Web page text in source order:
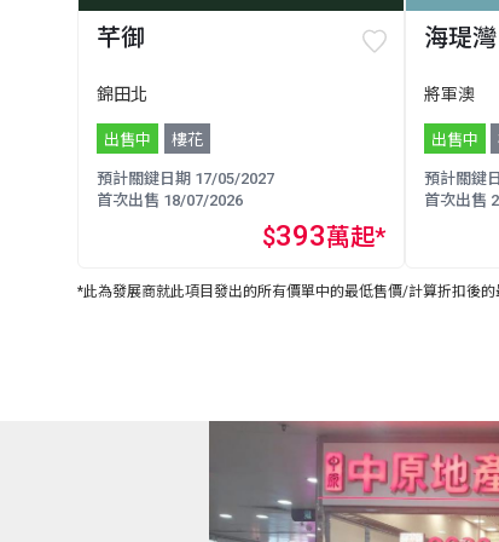
芊御
錦田北
出售中 樓花
預計關鍵日期 17/05/2027
首次出售 18/07/2026
$393萬起*
海瑅灣
將軍澳
出售中
預計關鍵
首次出售
*此為發展商就此項目發出的所有價單中的最低售價/計算折扣後